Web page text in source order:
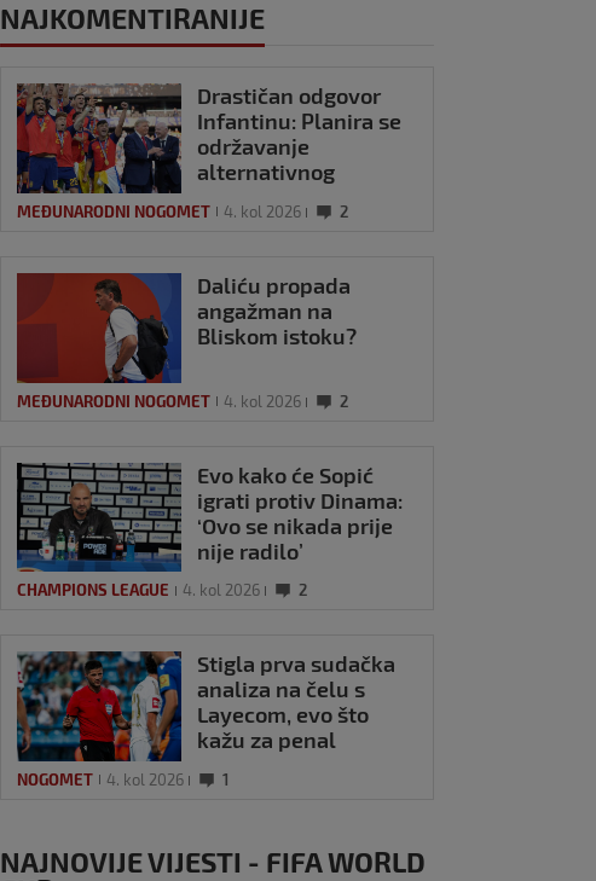
NAJKOMENTIRANIJE
Drastičan odgovor
Infantinu: Planira se
održavanje
alternativnog
MEĐUNARODNI NOGOMET 4. kol 2026 2
Daliću propada
angažman na
Bliskom istoku?
MEĐUNARODNI NOGOMET 4. kol 2026 2
Evo kako će Sopić
igrati protiv Dinama:
‘Ovo se nikada prije
nije radilo’
CHAMPIONS LEAGUE 4. kol 2026 2
Stigla prva sudačka
analiza na čelu s
Layecom, evo što
kažu za penal
NOGOMET 4. kol 2026 1
NAJNOVIJE VIJESTI - FIFA WORLD